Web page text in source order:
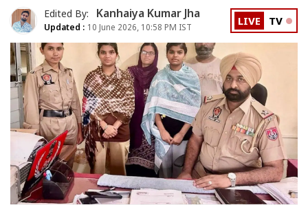
Edited By: Kanhaiya Kumar Jha
Updated : 10 June 2026, 10:58 PM IST LIVE TV